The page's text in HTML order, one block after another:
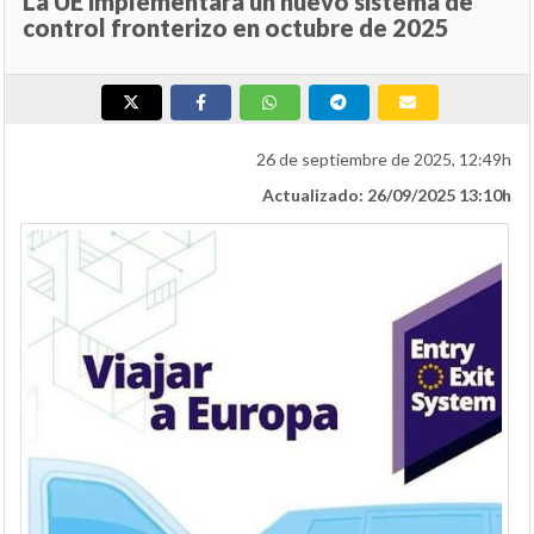
control fronterizo en octubre de 2025
26 de septiembre de 2025, 12:49h
Actualizado: 26/09/2025 13:10h